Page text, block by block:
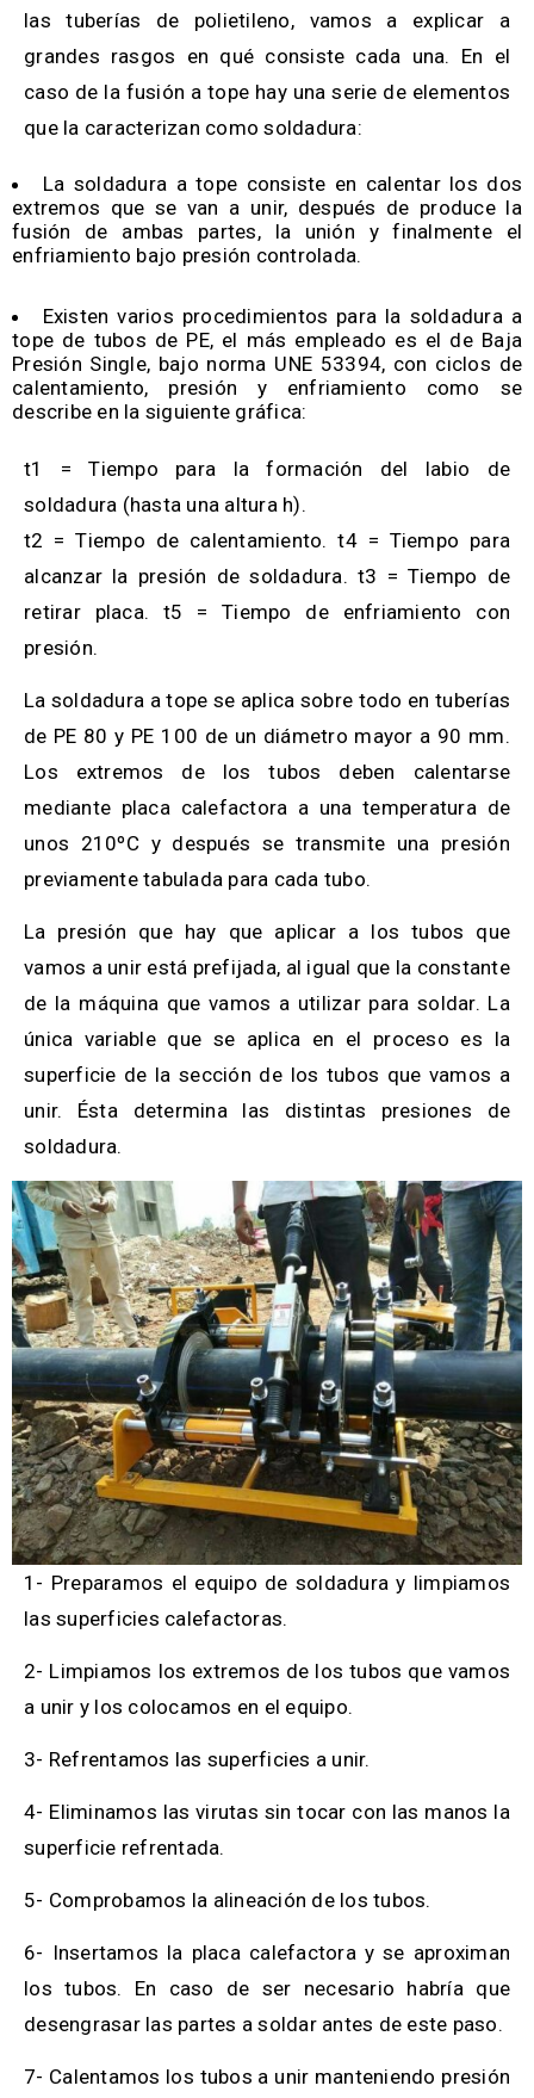
las tuberías de polietileno, vamos a explicar a
grandes rasgos en qué consiste cada una. En el
caso de la fusión a tope hay una serie de elementos
que la caracterizan como soldadura:
La soldadura a tope consiste en calentar los dos
extremos que se van a unir, después de produce la
fusión de ambas partes, la unión y finalmente el
enfriamiento bajo presión controlada.
Existen varios procedimientos para la soldadura a
tope de tubos de PE, el más empleado es el de Baja
Presión Single, bajo norma UNE 53394, con ciclos de
calentamiento, presión y enfriamiento como se
describe en la siguiente gráfica:
t1 = Tiempo para la formación del labio de
soldadura (hasta una altura h).
t2 = Tiempo de calentamiento. t4 = Tiempo para
alcanzar la presión de soldadura. t3 = Tiempo de
retirar placa. t5 = Tiempo de enfriamiento con
presión.
La soldadura a tope se aplica sobre todo en tuberías
de PE 80 y PE 100 de un diámetro mayor a 90 mm.
Los extremos de los tubos deben calentarse
mediante placa calefactora a una temperatura de
unos 210ºC y después se transmite una presión
previamente tabulada para cada tubo.
La presión que hay que aplicar a los tubos que
vamos a unir está prefijada, al igual que la constante
de la máquina que vamos a utilizar para soldar. La
única variable que se aplica en el proceso es la
superficie de la sección de los tubos que vamos a
unir. Ésta determina las distintas presiones de
soldadura.
1- Preparamos el equipo de soldadura y limpiamos
las superficies calefactoras.
2- Limpiamos los extremos de los tubos que vamos
a unir y los colocamos en el equipo.
3- Refrentamos las superficies a unir.
4- Eliminamos las virutas sin tocar con las manos la
superficie refrentada.
5- Comprobamos la alineación de los tubos.
6- Insertamos la placa calefactora y se aproximan
los tubos. En caso de ser necesario habría que
desengrasar las partes a soldar antes de este paso.
7- Calentamos los tubos a unir manteniendo presión